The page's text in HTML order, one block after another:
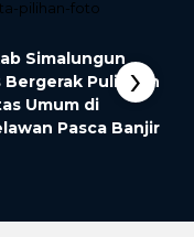
Simalungun
Bergerak Pulihkan
Umum di
Pasca Banjir
›